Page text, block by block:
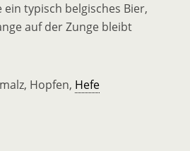
typisch belgisches Bier,
auf der Zunge bleibt
Hopfen, Hefe